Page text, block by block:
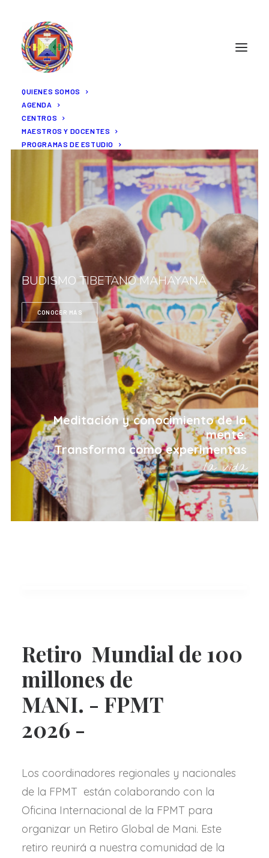
QUIENES SOMOS
AGENDA
CENTROS
MAESTROS Y DOCENTES
PROGRAMAS DE ESTUDIO
BUDISMO TIBETANO MAHAYANA
CONOCER MÁS
Meditación y conocimiento de la
mente.
Transforma como experimentas
la vida
Retiro Mundial de 100
millones de
MANI. - FPMT
2026 -
Los coordinadores regionales y nacionales
de la FPMT están colaborando con la
Oficina Internacional de la FPMT para
organizar un Retiro Global de Mani. Este
retiro reunirá a nuestra comunidad de la